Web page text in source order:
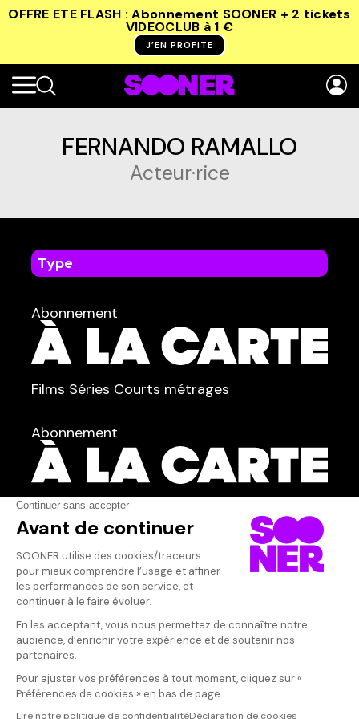
OFFRE ETE FLASH : Abonnement SOONER + 2 tickets
VIDEOCLUB à 1 €
J’EN PROFITE
FERNANDO RAMALLO
Acteur·rice
Type
Abonnement
Films Séries Courts métrages
Abonnement
Acteur·rice AFFICHER TOUT(5)
Qui sommes-nous ?
Dispo dans l'abonnement